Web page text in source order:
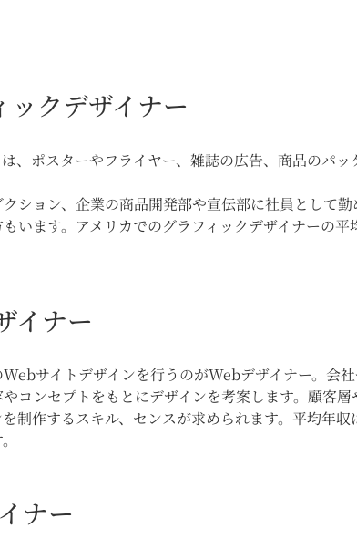
ックデザイナー
、ポスターやフライヤー、雑誌の広告、商品のパ
ション、企業の商品開発部や宣伝部に社員として
います。アメリカでのグラフィックデザイナーの
イナー
サイトデザインを行うのがWebデザイナー。会
コンセプトをもとにデザインを考案します。顧客
制作するスキル、センスが求められます。平均年
ナー